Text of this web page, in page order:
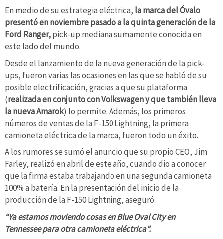
En medio de su estrategia eléctrica, la marca del Óvalo
presentó en noviembre pasado a la quinta generación de la
Ford Ranger,pick-up mediana sumamente conocida en
este lado del mundo.
Desde el lanzamiento de la nueva generación de la pick-
ups, fueron varias las ocasiones en las que se habló de su
posible electrificación, gracias a que su plataforma
(realizada en conjunto con Volkswagen y que también lleva
la nueva Amarok) lo permite. Además, los primeros
números de ventas de la F-150 Lightning, la primera
camioneta eléctrica de la marca, fueron todo un éxito.
A los rumores se sumó el anuncio que su propio CEO, Jim
Farley, realizó en abril de este año, cuando dio a conocer
que la firma estaba trabajando en una segunda camioneta
100% a batería. En la presentación del inicio de la
producción de la F-150 Lightning, aseguró:
“Ya estamos moviendo cosas en Blue Oval City en
Tennessee para otra camioneta eléctrica”.